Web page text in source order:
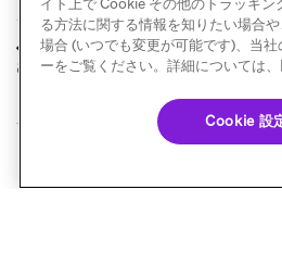
前へ メール一覧を読み込
む
次
© Braze. All Rights Reserved
イト上で Cookie その他のトラッキ
る方法に関する情報を知りたい場合
場合 (いつでも変更が可能です)、当
ーをご覧ください。詳細については
Cookie 設